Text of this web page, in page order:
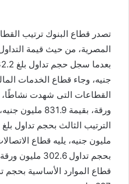
تصدر قطاع البنوك ترتيب
المصرية، من حيث قيمة
جنيه، وجاء قطاع الخدمات
ورقة، بقيمة
مليون جنيه، يليه قطاع